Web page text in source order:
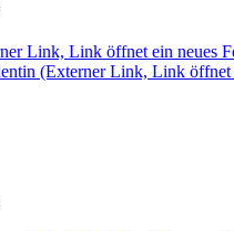
Link, Link öffnet ein neues
(Externer Link, Link öffnet